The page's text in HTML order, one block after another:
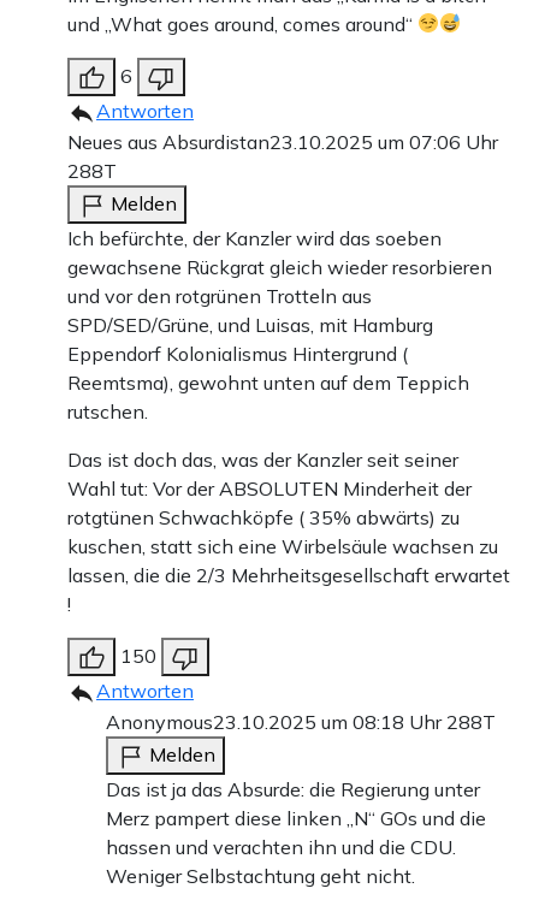
und „What goes around, comes around“
6
Antworten
Neues aus Absurdistan23.10.2025 um 07:06 Uhr
288T
Melden
Ich befürchte, der Kanzler wird das soeben
gewachsene Rückgrat gleich wieder resorbieren
und vor den rotgrünen Trotteln aus
SPD/SED/Grüne, und Luisas, mit Hamburg
Eppendorf Kolonialismus Hintergrund (
Reemtsma), gewohnt unten auf dem Teppich
rutschen.
Das ist doch das, was der Kanzler seit seiner
Wahl tut: Vor der ABSOLUTEN Minderheit der
rotgtünen Schwachköpfe ( 35% abwärts) zu
kuschen, statt sich eine Wirbelsäule wachsen zu
lassen, die die 2/3 Mehrheitsgesellschaft erwartet
!
150
Antworten
Anonymous23.10.2025 um 08:18 Uhr 288T
Melden
Das ist ja das Absurde: die Regierung unter
Merz pampert diese linken „N“ GOs und die
hassen und verachten ihn und die CDU.
Weniger Selbstachtung geht nicht.